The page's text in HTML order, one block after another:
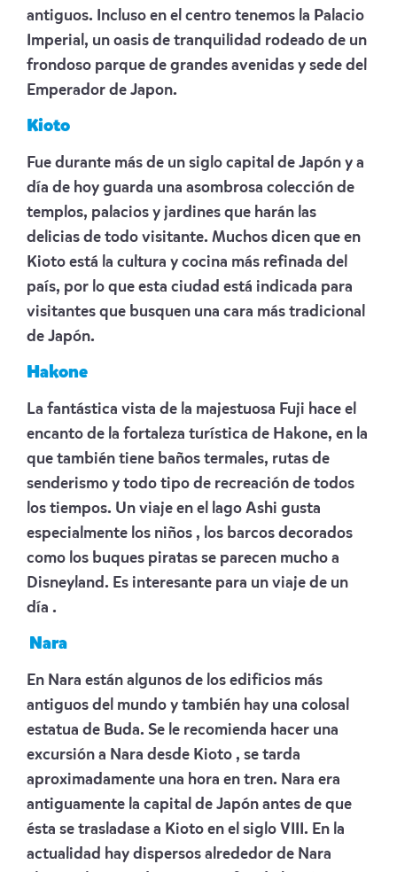
antiguos. Incluso en el centro tenemos la Palacio
Imperial, un oasis de tranquilidad rodeado de un
frondoso parque de grandes avenidas y sede del
Emperador de Japon.
Kioto
Fue durante más de un siglo capital de Japón y a
día de hoy guarda una asombrosa colección de
templos, palacios y jardines que harán las
delicias de todo visitante. Muchos dicen que en
Kioto está la cultura y cocina más refinada del
país, por lo que esta ciudad está indicada para
visitantes que busquen una cara más tradicional
de Japón.
Hakone
La fantástica vista de la majestuosa Fuji hace el
encanto de la fortaleza turística de Hakone, en la
que también tiene baños termales, rutas de
senderismo y todo tipo de recreación de todos
los tiempos. Un viaje en el lago Ashi gusta
especialmente los niños , los barcos decorados
como los buques piratas se parecen mucho a
Disneyland. Es interesante para un viaje de un
día .
Nara
En Nara están algunos de los edificios más
antiguos del mundo y también hay una colosal
estatua de Buda. Se le recomienda hacer una
excursión a Nara desde Kioto , se tarda
aproximadamente una hora en tren. Nara era
antiguamente la capital de Japón antes de que
ésta se trasladase a Kioto en el siglo VIII. En la
actualidad hay dispersos alrededor de Nara